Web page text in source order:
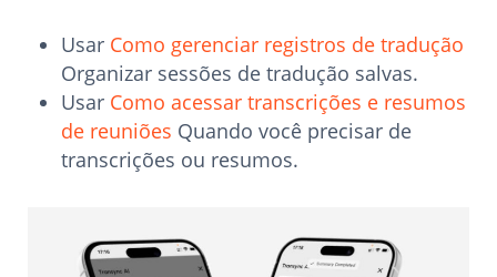
Usar Como gerenciar registros de tradução
Organizar sessões de tradução salvas.
Usar Como acessar transcrições e resumos
de reuniões Quando você precisar de
transcrições ou resumos.